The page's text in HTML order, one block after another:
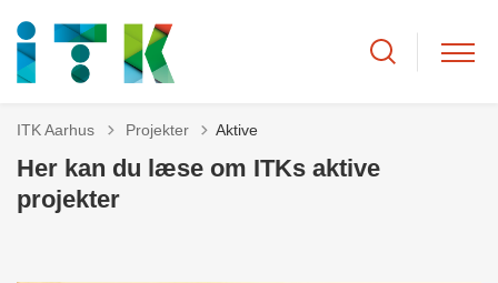
ITK Aarhus Tilbage til
Projekter Aktive
Her kan du læse om ITKs aktive
projekter